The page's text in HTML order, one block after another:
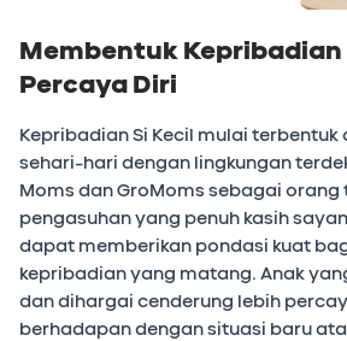
Membentuk Kepribadian
Percaya Diri
Kepribadian Si Kecil mulai terbentuk
sehari-hari dengan lingkungan
Moms dan GroMoms sebagai orang
pengasuhan yang penuh kasih
dapat memberikan pondasi kuat
kepribadian yang matang. Anak
dan dihargai cenderung lebih
berhadapan dengan situasi baru